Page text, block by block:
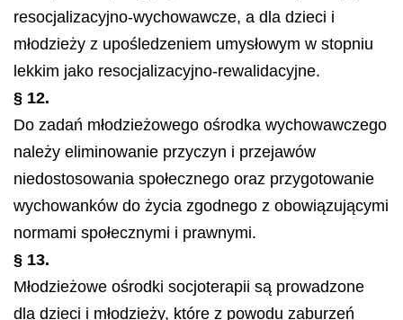
resocjalizacyjno-wychowawcze, a dla dzieci i
młodzieży z upośledzeniem umysłowym w stopniu
lekkim jako resocjalizacyjno-rewalidacyjne.
§ 12.
Do zadań młodzieżowego ośrodka wychowawczego
należy eliminowanie przyczyn i przejawów
niedostosowania społecznego oraz przygotowanie
wychowanków do życia zgodnego z obowiązującymi
normami społecznymi i prawnymi.
§ 13.
Młodzieżowe ośrodki socjoterapii są prowadzone
dla dzieci i młodzieży, które z powodu zaburzeń